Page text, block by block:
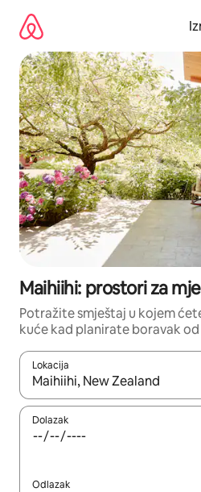
sadržaj
Maihiihi: prostori za
Potražite smještaj u kojem
kuće kad planirate boravak od
Lokacija
Kada budu dostupni rezultati,
Dolazak
Odlazak